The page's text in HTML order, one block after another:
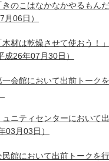
きのこはなかなかやるもん
月06日）
木材は乾燥させて使おう！
成26年07月30日）
会館において出前トーク
ュニティセンターにおいて
03月03日）
館において出前トークを行